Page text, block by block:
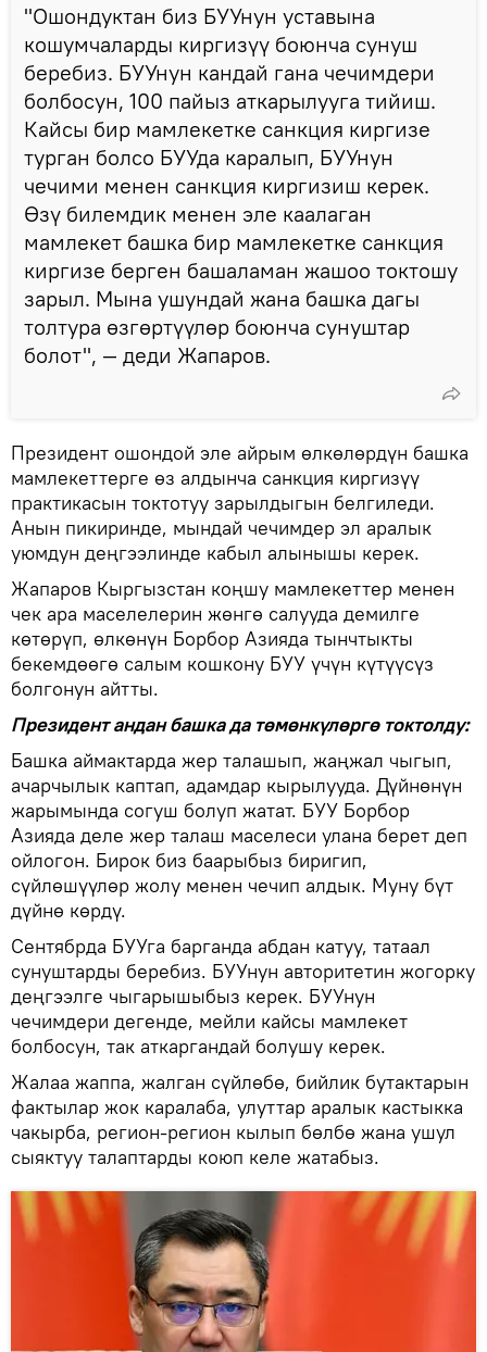
"Ошондуктан биз БУУнун уставына
кошумчаларды киргизүү боюнча сунуш
беребиз. БУУнун кандай гана чечимдери
болбосун, 100 пайыз аткарылууга тийиш.
Кайсы бир мамлекетке санкция киргизе
турган болсо БУУда каралып, БУУнун
чечими менен санкция киргизиш керек.
Өзү билемдик менен эле каалаган
мамлекет башка бир мамлекетке санкция
киргизе берген башаламан жашоо токтошу
зарыл. Мына ушундай жана башка дагы
толтура өзгөртүүлөр боюнча сунуштар
болот", — деди Жапаров.
Президент ошондой эле айрым өлкөлөрдүн башка
мамлекеттерге өз алдынча санкция киргизүү
практикасын токтотуу зарылдыгын белгиледи.
Анын пикиринде, мындай чечимдер эл аралык
уюмдун деңгээлинде кабыл алынышы керек.
Жапаров Кыргызстан коңшу мамлекеттер менен
чек ара маселелерин жөнгө салууда демилге
көтөрүп, өлкөнүн Борбор Азияда тынчтыкты
бекемдөөгө салым кошкону БУУ үчүн күтүүсүз
болгонун айтты.
Президент андан башка да төмөнкүлөргө токтолду:
Башка аймактарда жер талашып, жаңжал чыгып,
ачарчылык каптап, адамдар кырылууда. Дүйнөнүн
жарымында согуш болуп жатат. БУУ Борбор
Азияда деле жер талаш маселеси улана берет деп
ойлогон. Бирок биз баарыбыз биригип,
сүйлөшүүлөр жолу менен чечип алдык. Муну бүт
дүйнө көрдү.
Сентябрда БУУга барганда абдан катуу, татаал
сунуштарды беребиз. БУУнун авторитетин жогорку
деңгээлге чыгарышыбыз керек. БУУнун
чечимдери дегенде, мейли кайсы мамлекет
болбосун, так аткаргандай болушу керек.
Жалаа жаппа, жалган сүйлөбө, бийлик бутактарын
фактылар жок каралаба, улуттар аралык кастыкка
чакырба, регион-регион кылып бөлбө жана ушул
сыяктуу талаптарды коюп келе жатабыз.